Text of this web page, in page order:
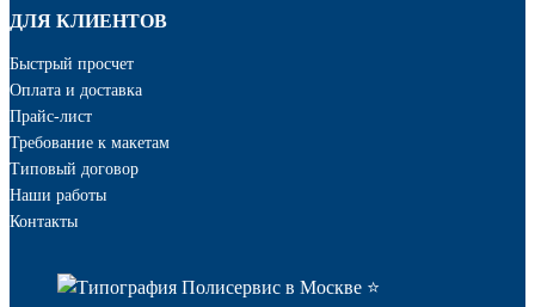
ДЛЯ КЛИЕНТОВ
Быстрый просчет
Оплата и доставка
Прайс-лист
Требование к макетам
Типовый договор
Наши работы
Контакты